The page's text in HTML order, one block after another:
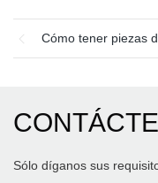
Cómo tener piezas
Sólo díganos sus